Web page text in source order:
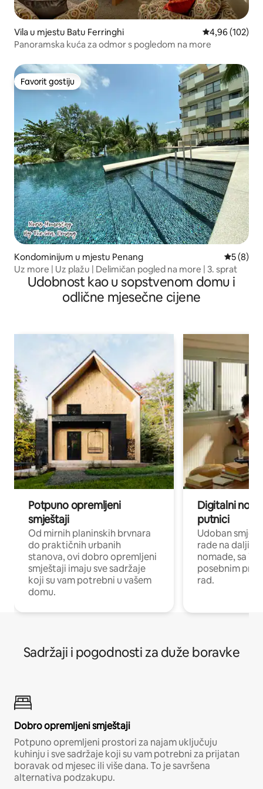
Vila u mjestu Batu Ferringhi prosječna
4,96 (102)
Panoramska kuća za odmor s pogledom na more
Favorit gostiju
Favorit gostiju
Kondominijum u mjestu Penang
5 (8)
Uz more | Uz plažu | Delimičan pogled na more | 3. sprat
Udobnost kao u sopstvenom domu i
odlične mjesečne cijene
Potpuno opremljeni
smještaji
Od mirnih planinskih brvnara
do praktičnih urbanih
stanova, ovi dobro opremljeni
smještaji imaju sve sadržaje
koji su vam potrebni u vašem
domu.
Digitalni
putnici
Udoban
rade na
nomade, sa
posebnim
rad.
Sadržaji i pogodnosti za duže boravke
Dobro opremljeni smještaji
Potpuno opremljeni prostori za najam uključuju
kuhinju i sve sadržaje koji su vam potrebni za prijatan
boravak od mjesec ili više dana. To je savršena
alternativa podzakupu.